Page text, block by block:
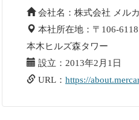
会社名：株式会社 メル
本社所在地：〒106-
本木ヒルズ森タワー
設立：2013年2月1日
URL： https://